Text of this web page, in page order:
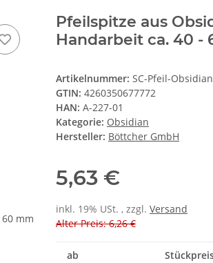
Pfeilspitze aus
Handarbeit ca. 40 -
Artikelnummer: SC-Pfeil-
GTIN: 4260350677772
HAN: A-227-01
Kategorie: Obsidian
Hersteller: Böttcher GmbH
5,63 €
inkl. 19% USt. , zzgl. Versand
Alter Preis: 6,26 €
ab